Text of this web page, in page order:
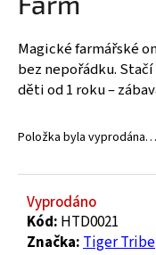
Magické farmářské
bez nepořádku.
děti od 1 roku –
Položka byla vyprodána…
Vyprodáno
Kód: HTD0021
Značka:Tiger Tribe
HLEDAT
D
p
o
u